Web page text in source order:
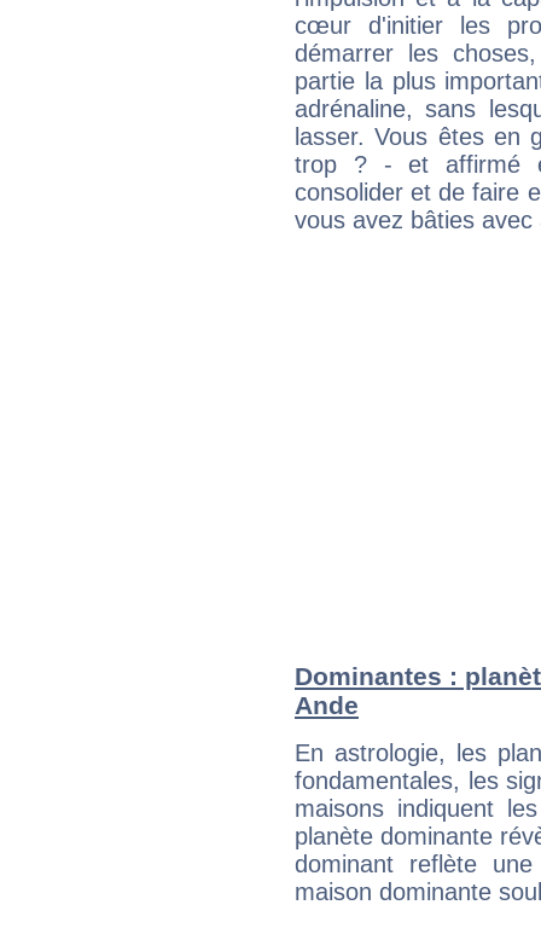
cœur d'initier les
démarrer les
partie la plus
adrénaline, sans
lasser. Vous êtes en
trop ? - et affirmé
consolider et de faire
vous avez bâties avec
Dominantes :
Ande
En astrologie, les
fondamentales, les
maisons indiquent
planète dominante
dominant reflète
maison dominante